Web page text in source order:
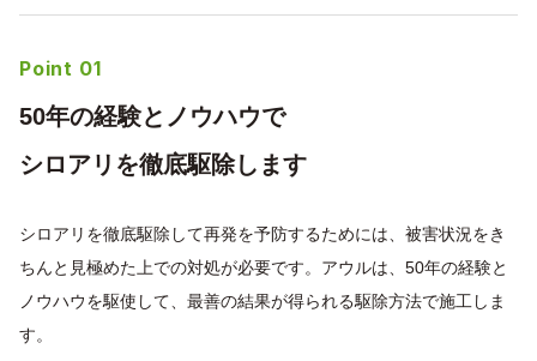
Point 01
50年の経験とノウハウで
シロアリを徹底駆除します
シロアリを徹底駆除して再発を予防するためには、被害状況をき
ちんと見極めた上での対処が必要です。アウルは、50年の経験と
ノウハウを駆使して、最善の結果が得られる駆除方法で施工しま
す。